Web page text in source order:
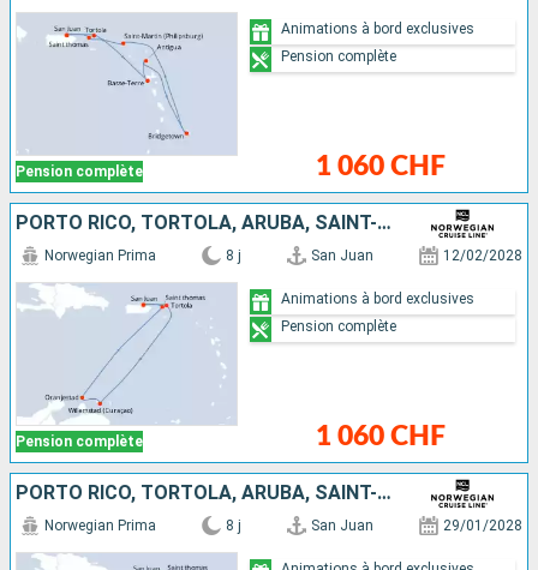
Pension complète 1 060 CHF
Animations à bord exclusives
Pension complète
PORTO RICO, TORTOLA, ARUBA, SAINT-THOMAS
Pension complète
Norwegian Prima 8 j San Juan 12/02/2028
1 060 CHF
Animations à bord exclusives
Pension complète
PORTO RICO, TORTOLA, ARUBA, SAINT-THOMAS
Norwegian Prima 8 j San Juan 29/01/2028